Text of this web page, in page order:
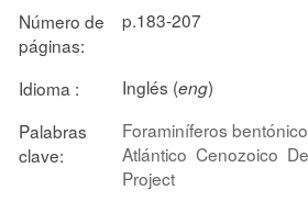
Número de
páginas:
p.183-207
Idioma : Inglés (eng)
Palabras
clave:
Foraminíferos
Atlántico Cenozoico
Project